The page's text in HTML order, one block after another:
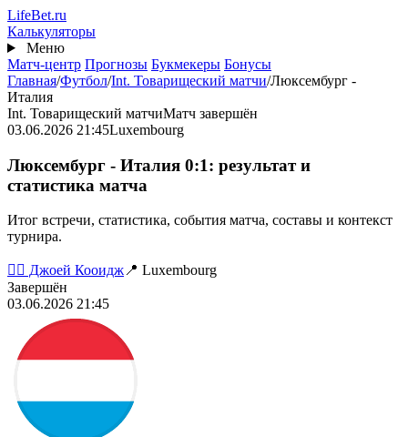
Перейти
к
основному
содержанию
LifeBet.ru
Калькуляторы
Меню
Матч-центр Прогнозы Букмекеры Бонусы
Главная/Футбол/Int. Товарищеский матчи/Люксембург -
Италия
Int. Товарищеский матчиМатч завершён
03.06.2026 21:45Luxembourg
Люксембург - Италия 0:1: результат и
статистика матча
Итог встречи, статистика, события матча, составы и контекст
турнира.
👨‍⚖️ Джоей Кооидж📍 Luxembourg
Завершён
03.06.2026 21:45